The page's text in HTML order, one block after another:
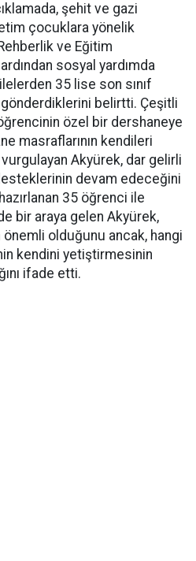
şehit ve gazi
çocuklara yönelik
ve Eğitim
sosyal yardımda
35 lise son sınıf
belirtti. Çeşitli
özel bir dershaneye
masraflarının kendileri
vurgulayan Akyürek, dar gelirli
devam edeceğini
35 öğrenci ile
bir araya gelen Akyürek,
olduğunu ancak, hangi
kendini yetiştirmesinin
ifade etti.